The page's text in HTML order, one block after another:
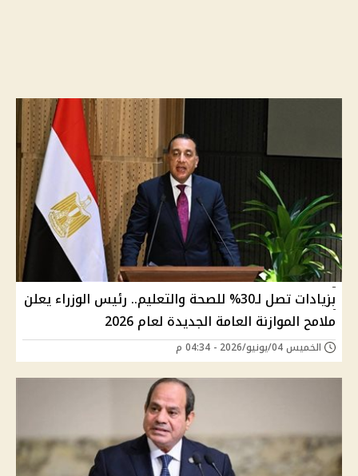
بزيادات تصل لـ30% للصحة والتعليم.. رئيس الوزراء يعلن
ملامح الموازنة العامة الجديدة لعام 2026
الخميس 04/يونيو/2026 - 04:34 م